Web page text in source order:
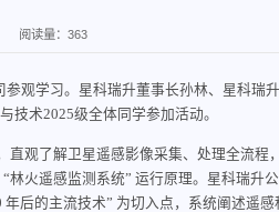
阅读量： 363
观学习。星科瑞升董事长孙林、星科瑞
技术2025级全体同学参加活动。
观了解卫星遥感影像采集、处理全流程
火遥感监测系统” 运行原理。星科瑞升
后的主流技术” 为切入点，系统阐述遥